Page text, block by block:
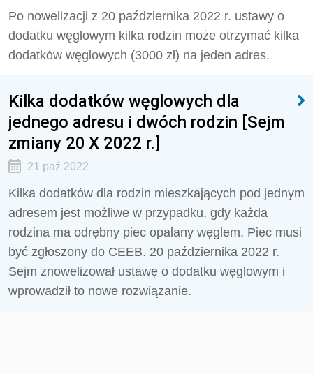
Po nowelizacji z 20 października 2022 r. ustawy o
dodatku węglowym kilka rodzin może otrzymać kilka
dodatków węglowych (3000 zł) na jeden adres.
Kilka dodatków węglowych dla
jednego adresu i dwóch rodzin [Sejm
zmiany 20 X 2022 r.]
21 paź 2022
Kilka dodatków dla rodzin mieszkających pod jednym
adresem jest możliwe w przypadku, gdy każda
rodzina ma odrębny piec opalany węglem. Piec musi
być zgłoszony do CEEB. 20 października 2022 r.
Sejm znowelizował ustawę o dodatku węglowym i
wprowadził to nowe rozwiązanie.